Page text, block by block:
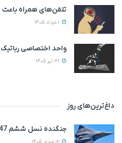
تلفن‌های همراه
واحد اختصاصی
داغ‌ترین‌های روز
جنگنده نسل ششم F-47 در مسیر نخستین پرواز